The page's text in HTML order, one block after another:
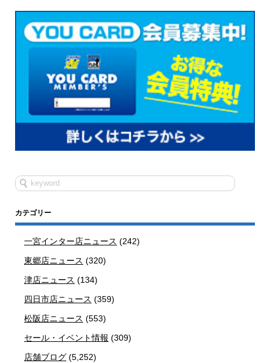
カテゴリー
一宮インター店ニュース (242)
東郷店ニュース (320)
津店ニュース (134)
四日市店ニュース (359)
松阪店ニュース (553)
セール・イベント情報 (309)
店舗ブログ (5,252)